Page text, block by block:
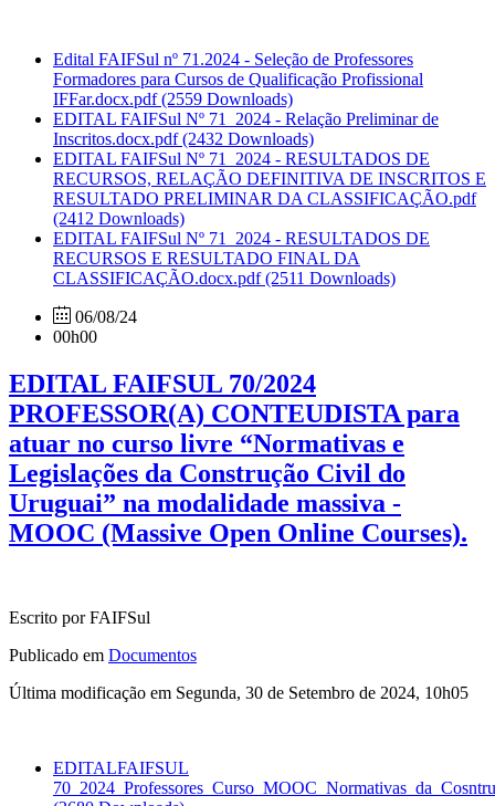
Edital FAIFSul nº 71.2024 - Seleção de Professores
Formadores para Cursos de Qualificação Profissional
IFFar.docx.pdf(2559 Downloads)
EDITAL FAIFSul Nº 71_2024 - Relação Preliminar de
Inscritos.docx.pdf(2432 Downloads)
EDITAL FAIFSul Nº 71_2024 - RESULTADOS DE
RECURSOS, RELAÇÃO DEFINITIVA DE INSCRITOS E
RESULTADO PRELIMINAR DA CLASSIFICAÇÃO.pdf
(2412 Downloads)
EDITAL FAIFSul Nº 71_2024 - RESULTADOS DE
RECURSOS E RESULTADO FINAL DA
CLASSIFICAÇÃO.docx.pdf(2511 Downloads)
06/08/24
00h00
EDITAL FAIFSUL 70/2024
PROFESSOR(A) CONTEUDISTA para
atuar no curso livre “Normativas e
Legislações da Construção Civil do
Uruguai” na modalidade massiva -
MOOC (Massive Open Online Courses).
Escrito por FAIFSul
Publicado em Documentos
Última modificação em Segunda, 30 de Setembro de 2024, 10h05
EDITALFAIFSUL